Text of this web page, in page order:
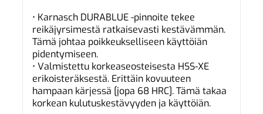
• Karnasch DURABLUE -pinnoite tekee
reikäjyrsimestä ratkaisevasti kestävämmän.
Tämä johtaa poikkeukselliseen käyttöiän
pidentymiseen.
• Valmistettu korkeaseosteisesta HSS-XE
erikoisteräksestä. Erittäin kovuuteen
hampaan kärjessä [jopa 68 HRC]. Tämä takaa
korkean kulutuskestävyyden ja käyttöiän.